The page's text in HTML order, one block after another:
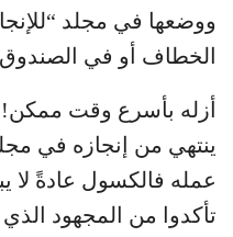
ووضعها في مجلد
الخطاف أو في
أزله بأسرع وقت
ينتهي من إنجازه في
عمله فالكسول عادةً لا
تأكدوا من المجهود